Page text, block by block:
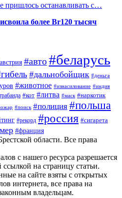
пришлось останавливать с…
более Br120 тысяч
#авто#беларусь
#дальнобойщик #деньга
#животное #изнасилование #индия
#кот #литва #маск #наркотик
#поиск #полиция #польша
#рекорд #россия #сигарета
#франция
области. Все права
с нашего ресурса разрешается
на страницу статьи.
на сайте взяты с открытых
интернета, все права на
владельцам.